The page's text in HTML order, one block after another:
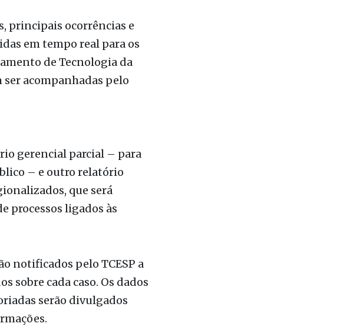
escolar, uniformes,
e computadores com
principais ocorrências e
em tempo real para os
acompanhadas pelo
gerencial parcial – para
que será
processos ligados às